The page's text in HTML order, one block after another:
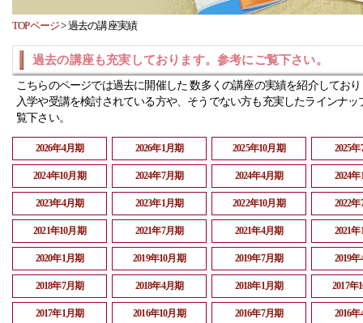
TOPページ>過去の講座実績
過去の講座も充実しております。参考にご覧下さい。
こちらのページでは過去に開催した 数多くの講座の実績を紹介してお
入学や受講を検討されている方や、そうでない方も充実したラインナッ
覧下さい。
2026年4月期 2026年1月期 2025年10月期 2025
2024年10月期 2024年7月期 2024年4月期 2024
2023年4月期 2023年1月期 2022年10月期 2022
2021年10月期 2021年7月期 2021年4月期 2021
2020年1月期 2019年10月期 2019年7月期 2019
2018年7月期 2018年4月期 2018年1月期 2017年
2017年1月期 2016年10月期 2016年7月期 2016